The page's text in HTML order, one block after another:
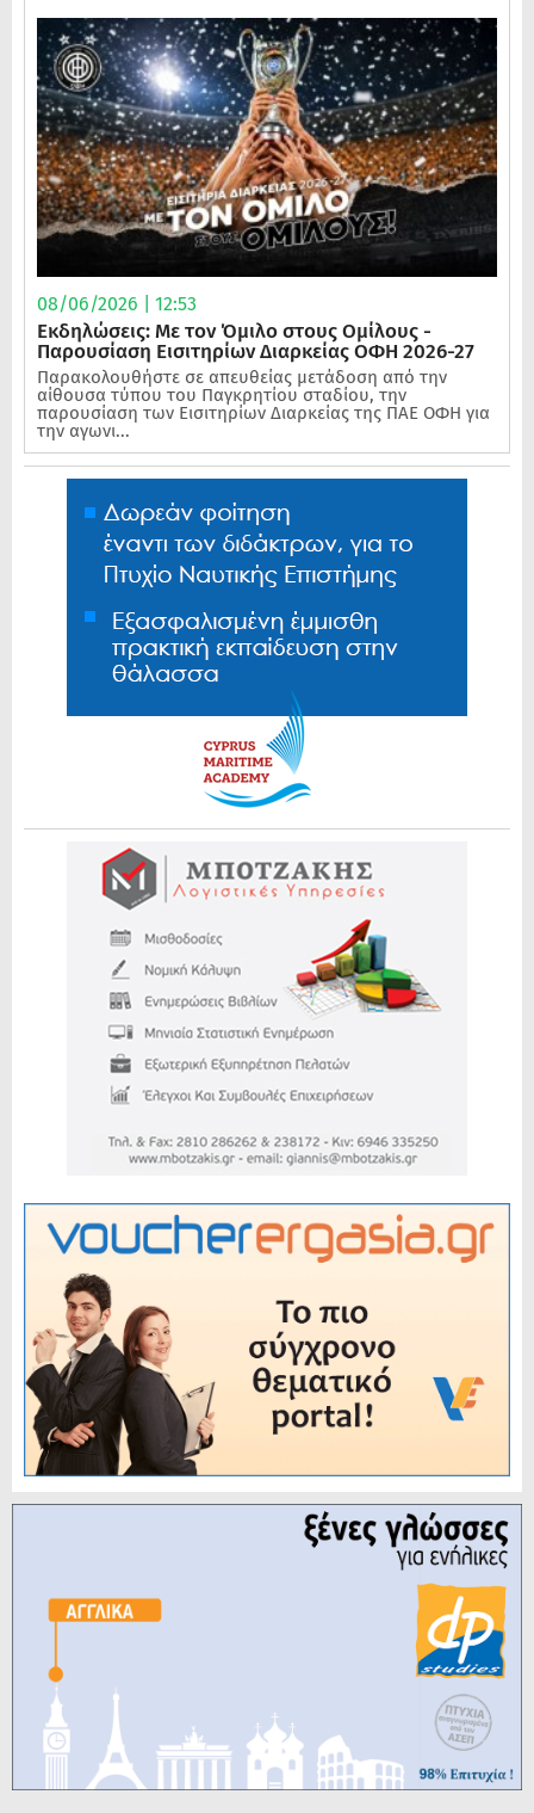
08/06/2026 | 12:53
Εκδηλώσεις: Με τον Όμιλο στους Ομίλους -
Παρουσίαση Εισιτηρίων Διαρκείας ΟΦΗ 2026-27
Παρακολουθήστε σε απευθείας μετάδοση από την
αίθουσα τύπου του Παγκρητίου σταδίου, την
παρουσίαση των Εισιτηρίων Διαρκείας της ΠΑΕ ΟΦΗ για
την αγωνι...